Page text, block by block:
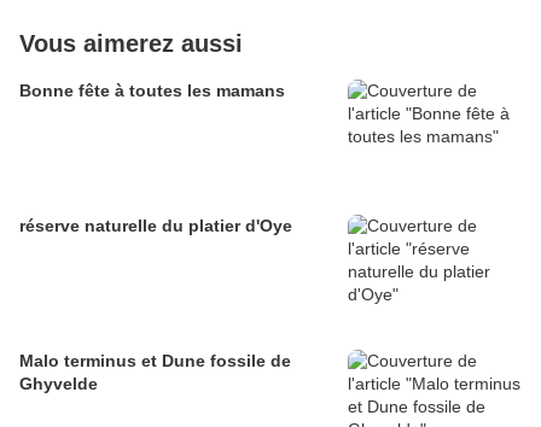
Vous aimerez aussi
Bonne fête à toutes les mamans
réserve naturelle du platier d'Oye
Malo terminus et Dune fossile de
Ghyvelde